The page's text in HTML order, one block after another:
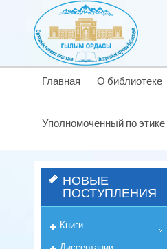
Главная О библиотеке
Уполномоченный по этике
НОВЫЕ
ПОСТУПЛЕНИЯ
Книги